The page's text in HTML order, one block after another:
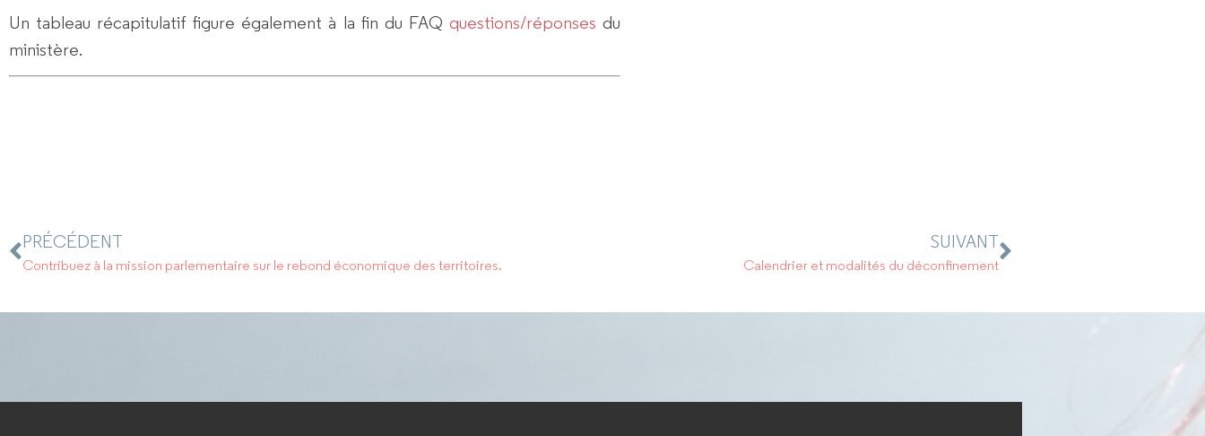
Un tableau récapitulatif figure également à la fin du FAQ questions/réponses du
ministère.
PRÉCÉDENT
Contribuez à la mission parlementaire sur le rebond économique des territoires.
SUIVANT
Calendrier et modalités du déconfinement